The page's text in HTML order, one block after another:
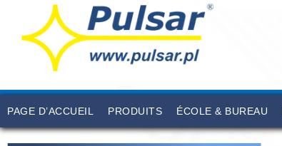
PAGE D’ACCUEIL PRODUITS ÉCOLE & BUREAU